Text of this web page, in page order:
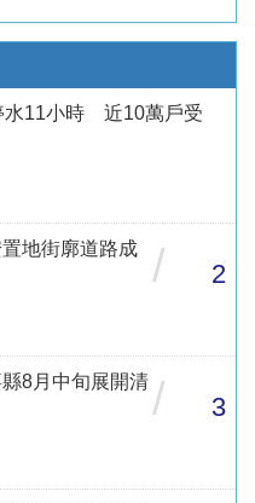
水11小時 近10萬戶受
地街廓道路成
/ 2
8月中旬展開清 / 3